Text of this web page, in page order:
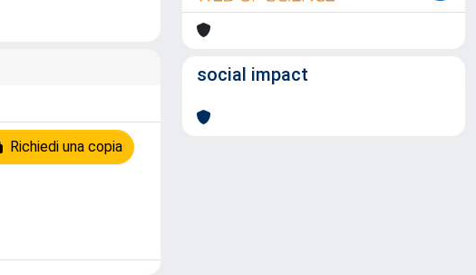
Richiedi una copia
social impact